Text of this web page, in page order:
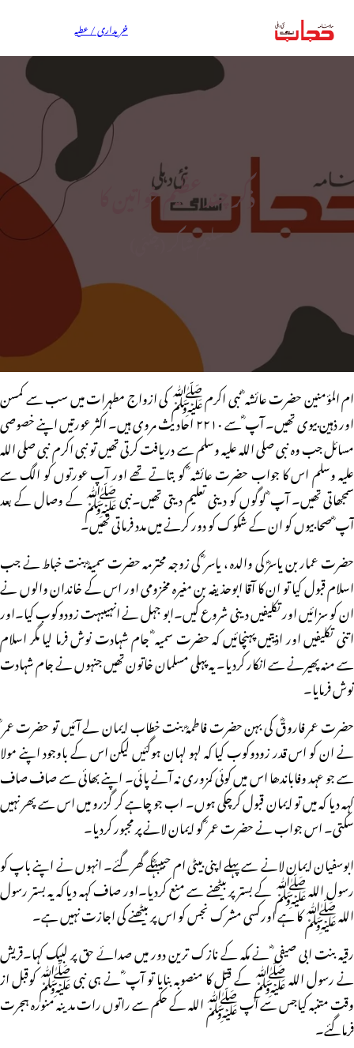
خریداری / عطیہ
ذکر چند عظیم خواتین کا
سلیم شاکر (چنئی)
ام المؤمنین حضرت عائشہ ؓ نبی اکرم ﷺ کی ازواج مطہرات میں سب سے کمسن
اور ذہین بیوی تھیں۔ آپ ؓ سے ۲۲۱۰ احادیث مروی ہیں۔ اکثر عورتیں اپنے خصوصی
مسائل جب وہ نبی صلی اللہ علیہ وسلم سے دریافت کرتی تھیں تو نبی اکرم نبی صلی اللہ
علیہ وسلم اس کا جواب حضرت عائشہ ؓ کو بتاتے تھے اور آپ عورتوں کو الگ سے
سمجھاتی تھیں۔ آپ ؓ لوگوں کو دینی تعلیم دیتی تھیں۔نبی ﷺ کے وصال کے بعد
آپ ؓ صحابیوں کو ان کے شکوک کو دور کرنے میں مدد فرماتی تھیں۔
حضرت عمار بن یاسرؓ کی والدہ ، یاسر ؓ کی زوجہ محترمہ حضرت سمیہؓ بنت خباط نے جب
اسلام قبول کیا تو ان کا آقا ابوحذیفہ بن مغیرہ مخزومی اور اس کے خاندان والوں نے
ان کو سزائیں اور تکلیفیں دینی شروع کیں۔ابو جہل نے انہیںبہت زودوکوب کیا۔اور
اتنی تکلیفیں اور اذیتیں پہنچائیں کہ حضرت سمیہ ؓ جام شہادت نوش فرما لیا مگر اسلام
سے منہ پھیرنے سے انکار کردیا۔ یہ پہلی مسلمان خاتون تھیں جنہوں نے جام شہادت
نوش فرمایا۔
حضرت عمر فاروقؓ کی بہن حضرت فاطمہؓ بنت خطاب ایمان لے آئیں تو حضرت عمر ؓ
نے ان کو اس قدر زودوکوب کیا کہ لہو لہان ہوگئیں لیکن اس کے باوجود اپنے مولا
سے جو عہد وفاباندھا اس میں کوئی کمزوری نہ آنے پائی۔ اپنے بھائی سے صاف صاف
کہہ دیا کہ میں تو ایمان قبول کرچکی ہوں۔ اب جو چاہے کر گزرو میں اس سے پھر نہیں
سکتی۔ اس جواب نے حضرت عمر ؓ کو ایمان لانے پر مجبور کردیا۔
ابوسفیان ایمان لانے سے پہلے اپنی بیٹی ام حبیبہؓکے گھر گئے۔ انہوں نے اپنے باپ کو
رسول اللہ ﷺ کے بستر پر بیٹھنے سے منع کردیا۔اور صاف کہہ دیا کہ یہ بستر رسول
اللہ ﷺ کا ہے اورکسی مشرک نجس کو اس پر بیٹھنے کی اجازت نہیں ہے۔
رقیہ بنت ابی صیفی ؓ نے مکہ کے نازک ترین دور میں صدائے حق پر لبیک کہا۔قریش
نے رسول اللہ ﷺ کے قتل کا منصوبہ بنایا تو آپ ؓ نے ہی نبی ﷺ کوقبل از
وقت متنبہ کیاجس سے آپ ﷺ اللہ کے حکم سے راتوں رات مدینہ منورہ ہجرت
فرماگئے۔